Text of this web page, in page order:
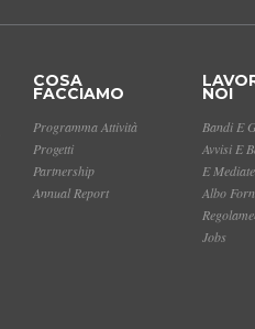
COSA
FACCIAMO
Programma Attività
Progetti
Partnership
Annual Report
NOI
Bandi E
Avvisi E
E
Albo
Jobs